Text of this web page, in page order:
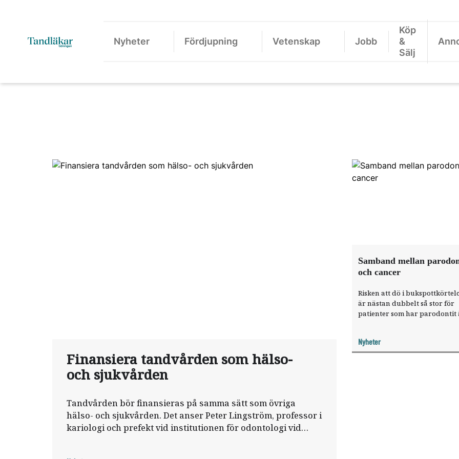
Nyheter Fördjupning Vetenskap Jobb
Köp
&
Sälj
Finansiera tandvården som hälso-
och sjukvården
Tandvården bör finansieras på samma sätt som övriga
hälso- och sjukvården. Det anser Peter Lingström, professor i
kariologi och prefekt vid institutionen för odontologi vid
Samband mellan
och cancer
Risken att dö i
är nästan dubbelt så stor för
patienter som har parodontit
Tandläkartidningens
redaktör Björn Klinge
Nyheter